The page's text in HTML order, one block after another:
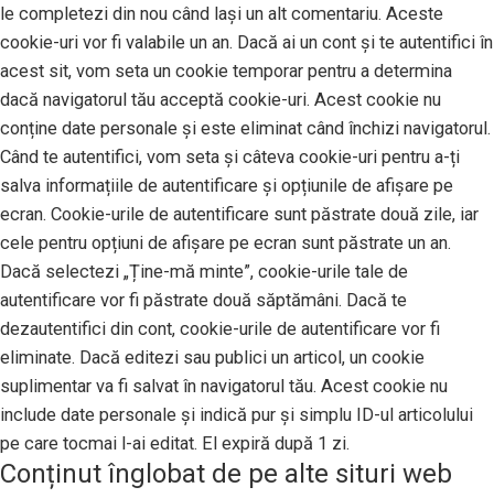
le completezi din nou când lași un alt comentariu. Aceste
cookie-uri vor fi valabile un an. Dacă ai un cont și te autentifici în
acest sit, vom seta un cookie temporar pentru a determina
dacă navigatorul tău acceptă cookie-uri. Acest cookie nu
conține date personale și este eliminat când închizi navigatorul.
Când te autentifici, vom seta și câteva cookie-uri pentru a-ți
salva informațiile de autentificare și opțiunile de afișare pe
ecran. Cookie-urile de autentificare sunt păstrate două zile, iar
cele pentru opțiuni de afișare pe ecran sunt păstrate un an.
Dacă selectezi „Ține-mă minte”, cookie-urile tale de
autentificare vor fi păstrate două săptămâni. Dacă te
dezautentifici din cont, cookie-urile de autentificare vor fi
eliminate. Dacă editezi sau publici un articol, un cookie
suplimentar va fi salvat în navigatorul tău. Acest cookie nu
include date personale și indică pur și simplu ID-ul articolului
pe care tocmai l-ai editat. El expiră după 1 zi.
Conținut înglobat de pe alte situri web